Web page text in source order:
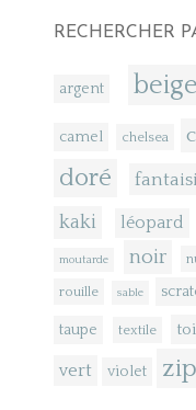
RECHERCHER
argent beige
camel chelsea
doré
kaki léopard
moutarde noir
rouille sable
taupe textile
vert violet zip